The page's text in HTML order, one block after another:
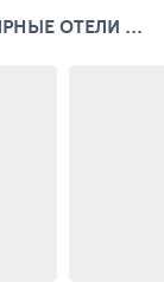
ОТЕЛИ ...